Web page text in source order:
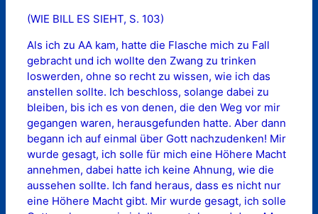
(WIE BILL ES SIEHT, S. 103)
Als ich zu AA kam, hatte die Flasche mich zu Fall
gebracht und ich wollte den Zwang zu trinken
loswerden, ohne so recht zu wissen, wie ich das
anstellen sollte. Ich beschloss, solange dabei zu
bleiben, bis ich es von denen, die den Weg vor mir
gegangen waren, herausgefunden hatte. Aber dann
begann ich auf einmal über Gott nachzudenken! Mir
wurde gesagt, ich solle für mich eine Höhere Macht
annehmen, dabei hatte ich keine Ahnung, wie die
aussehen sollte. Ich fand heraus, dass es nicht nur
eine Höhere Macht gibt. Mir wurde gesagt, ich solle